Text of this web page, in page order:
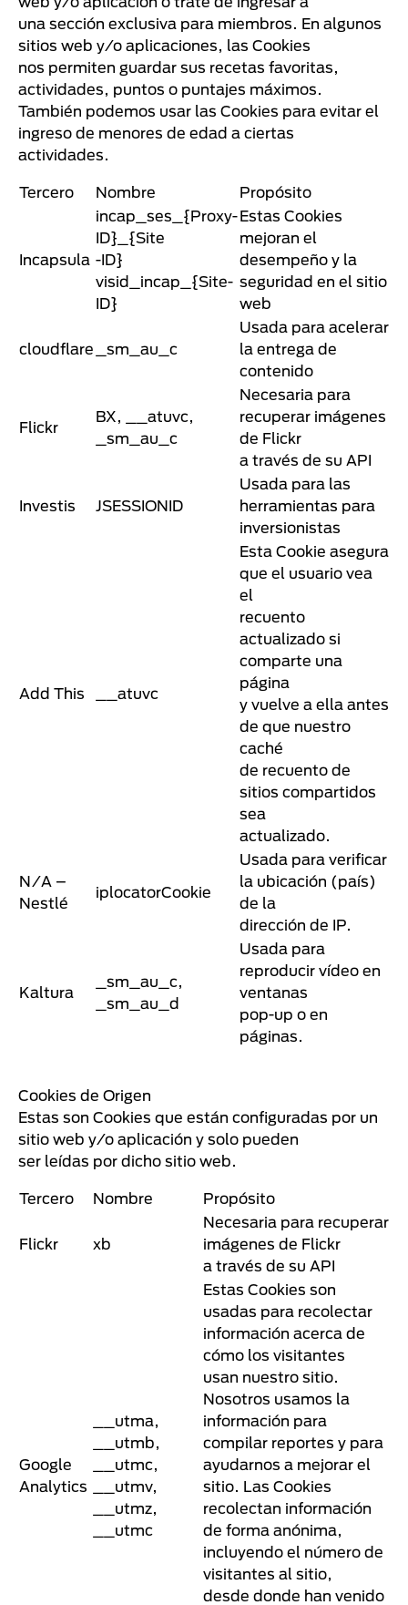
una sección exclusiva para miembros. En algunos
sitios web y/o aplicaciones, las Cookies
nos permiten guardar sus recetas favoritas,
actividades, puntos o puntajes máximos.
También podemos usar las Cookies para evitar el
ingreso de menores de edad a ciertas
actividades.
Tercero Nombre Propósito
Incapsula
incap_ses_{Proxy-
ID}_{Site
-ID}
visid_incap_{Site-
ID}
Estas Cookies
mejoran el
desempeño y la
seguridad en el sitio
web
cloudflare _sm_au_c
Usada para acelerar
la entrega de
contenido
Flickr
BX, __atuvc,
_sm_au_c
Necesaria para
recuperar imágenes
de Flickr
a través de su API
Investis JSESSIONID
Usada para las
herramientas para
inversionistas
Add This __atuvc
Esta Cookie asegura
que el usuario vea
el
recuento
actualizado si
comparte una
página
y vuelve a ella antes
de que nuestro
caché
de recuento de
sitios compartidos
sea
actualizado.
N/A –
Nestlé
iplocatorCookie
Usada para verificar
la ubicación (país)
de la
dirección de IP.
Kaltura
_sm_au_c,
_sm_au_d
Usada para
reproducir vídeo en
ventanas
pop-up o en
páginas.
Cookies de Origen
Estas son Cookies que están configuradas por un
sitio web y/o aplicación y solo pueden
ser leídas por dicho sitio web.
Tercero Nombre Propósito
Flickr xb
Necesaria para recuperar
imágenes de Flickr
a través de su API
Google
Analytics
__utma,
__utmb,
__utmc,
__utmv,
__utmz,
__utmc
Estas Cookies son
usadas para recolectar
información acerca de
cómo los visitantes
usan nuestro sitio.
Nosotros usamos la
información para
compilar reportes y para
ayudarnos a mejorar el
sitio. Las Cookies
recolectan información
de forma anónima,
incluyendo el número de
visitantes al sitio,
desde donde han venido